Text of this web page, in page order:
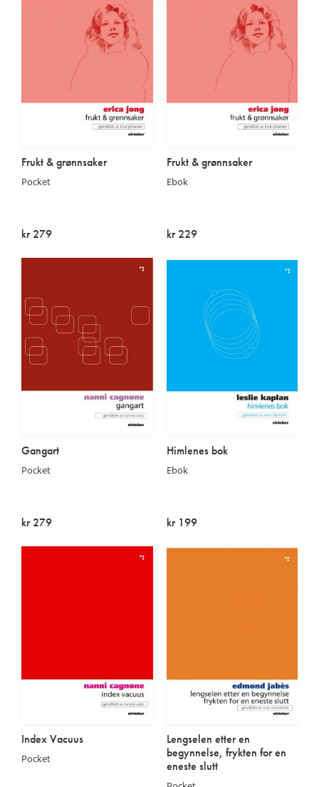
Frukt & grønnsaker
Pocket
kr 279
Frukt & grønnsaker
Ebok
kr 229
Gangart
Pocket
kr 279
Himlenes bok
Ebok
kr 199
Index Vacuus
Pocket
Lengselen etter en
begynnelse, frykten for en
eneste slutt